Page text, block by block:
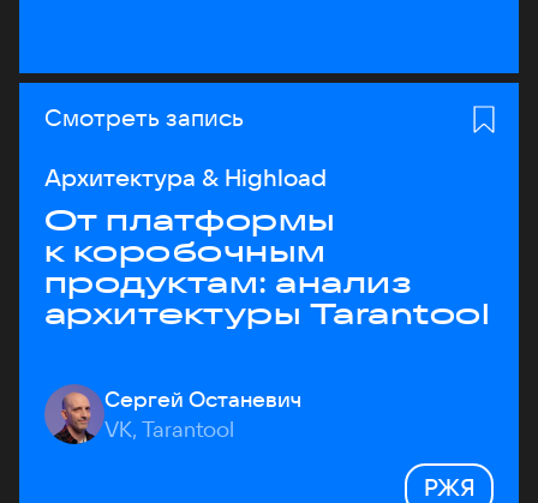
Смотреть запись
Архитектура & Highload
От платформы
к коробочным
продуктам: анализ
архитектуры Tarantool
Сергей Останевич
VK, Tarantool
РЖЯ